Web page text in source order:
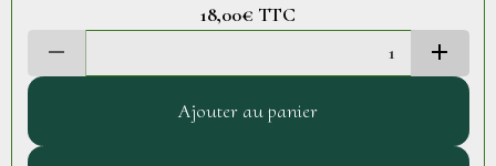
18,00€ TTC
Ajouter au panier